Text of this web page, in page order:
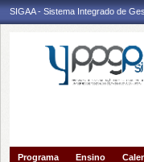
SIGAA - Sistema Integrado de
Programa Ensino